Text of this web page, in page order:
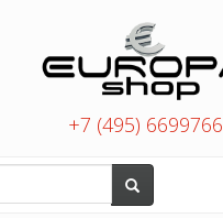
+7 (495) 6699766